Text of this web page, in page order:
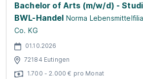
Bachelor of Arts (m/w/d) -
BWL-Handel Norma
Co. KG
01.10.2026
72184 Eutingen
1.700 - 2.000 € pro Monat